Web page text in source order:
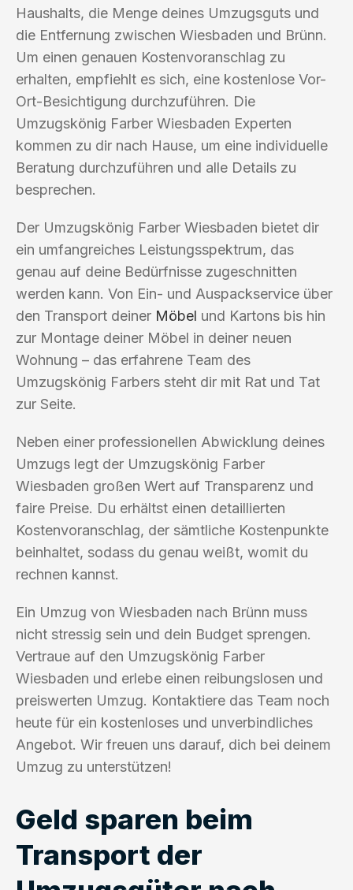
Haushalts, die Menge deines Umzugsguts und
die Entfernung zwischen Wiesbaden und Brünn.
Um einen genauen Kostenvoranschlag zu
erhalten, empfiehlt es sich, eine kostenlose Vor-
Ort-Besichtigung durchzuführen. Die
Umzugskönig Farber Wiesbaden Experten
kommen zu dir nach Hause, um eine individuelle
Beratung durchzuführen und alle Details zu
besprechen.
Der Umzugskönig Farber Wiesbaden bietet dir
ein umfangreiches Leistungsspektrum, das
genau auf deine Bedürfnisse zugeschnitten
werden kann. Von Ein- und Auspackservice über
den Transport deiner Möbel und Kartons bis hin
zur Montage deiner Möbel in deiner neuen
Wohnung – das erfahrene Team des
Umzugskönig Farbers steht dir mit Rat und Tat
zur Seite.
Neben einer professionellen Abwicklung deines
Umzugs legt der Umzugskönig Farber
Wiesbaden großen Wert auf Transparenz und
faire Preise. Du erhältst einen detaillierten
Kostenvoranschlag, der sämtliche Kostenpunkte
beinhaltet, sodass du genau weißt, womit du
rechnen kannst.
Ein Umzug von Wiesbaden nach Brünn muss
nicht stressig sein und dein Budget sprengen.
Vertraue auf den Umzugskönig Farber
Wiesbaden und erlebe einen reibungslosen und
preiswerten Umzug. Kontaktiere das Team noch
heute für ein kostenloses und unverbindliches
Angebot. Wir freuen uns darauf, dich bei deinem
Umzug zu unterstützen!
Geld sparen beim
Transport der